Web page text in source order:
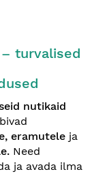
turvalised
nutikaid
eramutele ja
Need
ja avada ilma